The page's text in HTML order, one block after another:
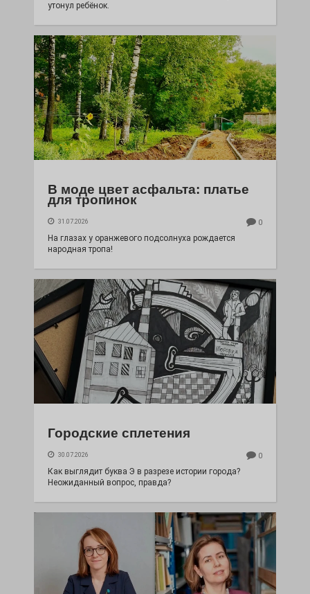
утонул ребёнок.
В моде цвет асфальта: платье
для тропинок
31.07.2026 0
На глазах у оранжевого подсолнуха рождается
народная тропа!
Городские сплетения
30.07.2026 0
Как выглядит буква Э в разрезе истории города?
Неожиданный вопрос, правда?